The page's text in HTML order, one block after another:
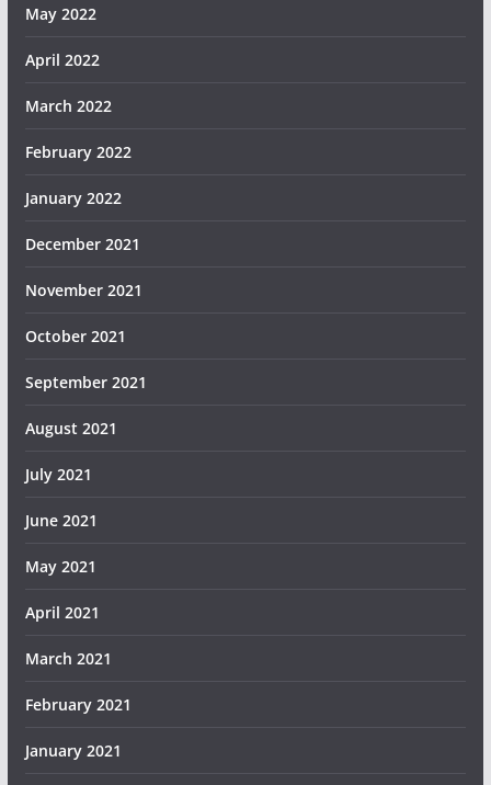
May 2022
April 2022
March 2022
February 2022
January 2022
December 2021
November 2021
October 2021
September 2021
August 2021
July 2021
June 2021
May 2021
April 2021
March 2021
February 2021
January 2021